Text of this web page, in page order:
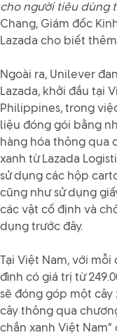
cho người tiêu dùng
Chang, Giám đốc
Lazada cho biết
Ngoài ra, Unilever
Lazada, khởi đầu tại
Philippines, trong
liệu đóng gói bằng
hàng hóa thông qua
xanh từ Lazada
sử dụng các hộp
cũng như sử dụng
các vật cố định và
dụng trước đây.
Tại Việt Nam, với mỗi
đình có giá trị từ
sẽ đóng góp một
cây thông qua
chắn xanh Việt Nam”